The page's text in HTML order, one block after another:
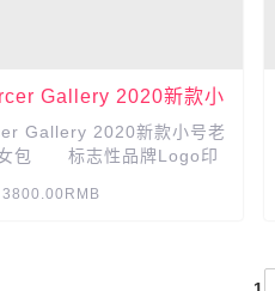
Gallery 2020新款小
老花水桶包女包
Gallery 2020新款小号老
女包 标志性品牌Logo印
桶包成为适宜搭配休闲日
3800.00RMB